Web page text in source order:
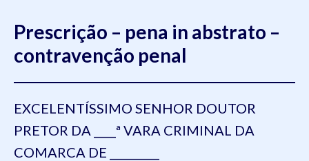
Prescrição – pena in abstrato –
contravenção penal
EXCELENTÍSSIMO SENHOR DOUTOR
PRETOR DA ____ª VARA CRIMINAL DA
COMARCA DE _________